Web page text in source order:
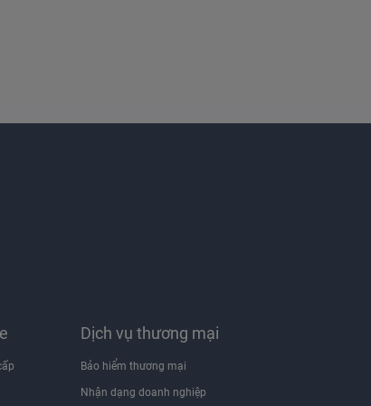
Dịch vụ thương mại
Bảo hiểm thương mại
Nhận dạng doanh nghiệp